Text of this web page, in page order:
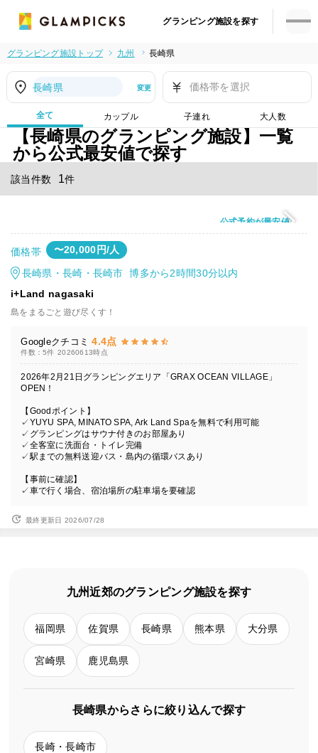
グランピング施設を探す
グランピング施設トップ 九州 長崎県
長崎県 変更 価格帯を選択
全て カップル 子連れ 大人数
【長崎県のグランピング施設】一覧
から公式最安値で探す
該当件数 1件
公式予約が最安値
価格帯 〜20,000円/人
長崎県・長崎・長崎市 博多から2時間30分以内
i+Land nagasaki
島をまるごと遊び尽くす！
Googleクチコミ 4.4点
件数：5件 20260613時点
2026年2月21日グランピングエリア「GRAX OCEAN VILLAGE」
OPEN！
【Goodポイント】
✓YUYU SPA, MINATO SPA, Ark Land Spaを無料で利用可能
✓グランピングはサウナ付きのお部屋あり
✓全客室に洗面台・トイレ完備
✓駅までの無料送迎バス・島内の循環バスあり
【事前に確認】
✓車で行く場合、宿泊場所の駐車場を要確認
最終更新日 2026/07/28
九州近郊のグランピング施設を探す
福岡県 佐賀県 長崎県 熊本県 大分県
宮崎県 鹿児島県
長崎県からさらに絞り込んで探す
長崎・長崎市